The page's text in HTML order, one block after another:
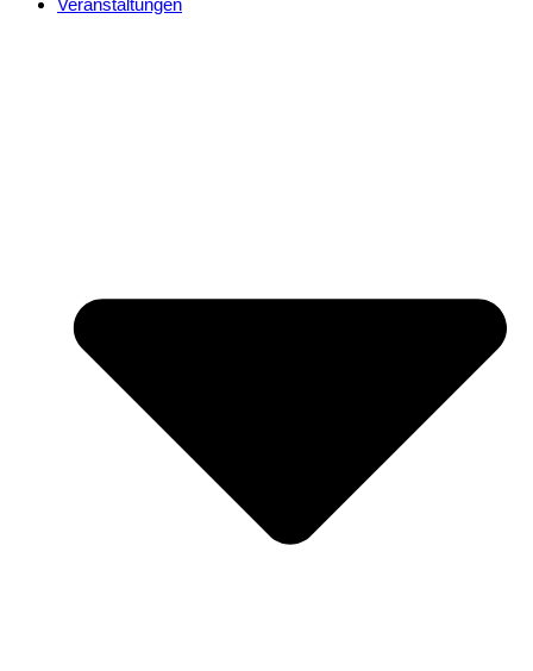
Veranstaltungen